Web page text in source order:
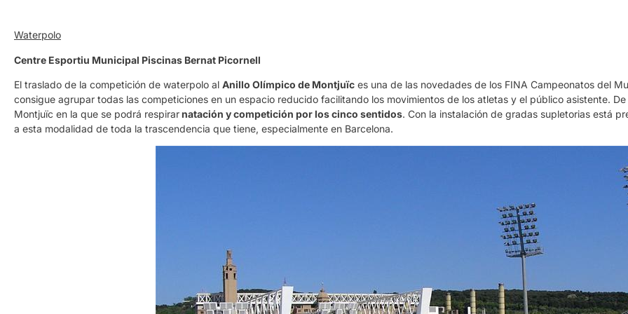
Waterpolo
Centre Esportiu Municipal Piscinas Bernat Picornell
El traslado de la competición de waterpolo al Anillo Olímpico de Montjuïc es una de las novedades de los FINA Campeonatos del
consigue agrupar todas las competiciones en un espacio reducido facilitando los movimientos de los atletas y el público asistente.
Montjuïc en la que se podrá respirarnatación y competición por los cinco sentidos. Con la instalación de gradas supletorias está
a esta modalidad de toda la trascendencia que tiene, especialmente en Barcelona.